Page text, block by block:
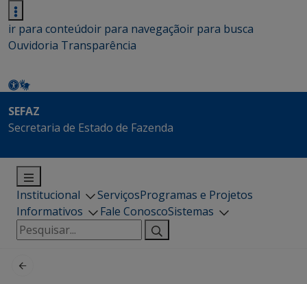
ir para conteúdoir para navegaçãoir para busca
Ouvidoria Transparência
SEFAZ
Secretaria de Estado de Fazenda
Institucional ServiçosProgramas e Projetos
Informativos
Fale ConoscoSistemas
Pesquisar
por: